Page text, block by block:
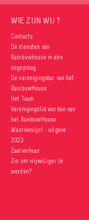
WIE ZIJN WIJ ?
Contacts
De diensten van
Rainbowhouse in één
oogopslag
De verenigingsbar van het
RainbowHouse
Het Team
Verenigingslid worden van
het RainbowHouse
Woordenlijst – uitgave
2023
Zaalverhuur
Zin om vrijwilliger te
worden?